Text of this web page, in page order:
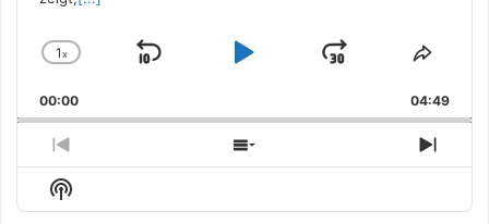
Change
Rate
1x
Skip
Play
Jump
Forward
Share
00:00 04:49
Previous
Episode
Show
Episodes
Next
Show
Podcast